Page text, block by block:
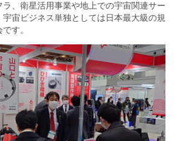
、衛星活用事業や地上での宇宙関連サー
宙ビジネス単独としては日本最大級の規
す。